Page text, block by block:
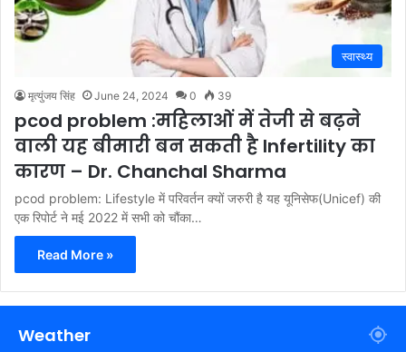
स्वास्थ्य
मृत्युंजय सिंह June 24, 2024 0 39
pcod problem :महिलाओं में तेजी से बढ़ने
वाली यह बीमारी बन सकती है Infertility का
कारण – Dr. Chanchal Sharma
pcod problem: Lifestyle में परिवर्तन क्यों जरुरी है यह यूनिसेफ(Unicef) की
एक रिपोर्ट ने मई 2022 में सभी को चौंका…
Read More »
Weather